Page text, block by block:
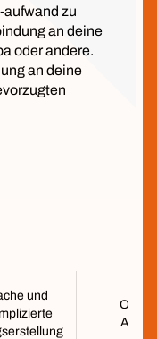
zu
an deine
oder andere.
an deine
und